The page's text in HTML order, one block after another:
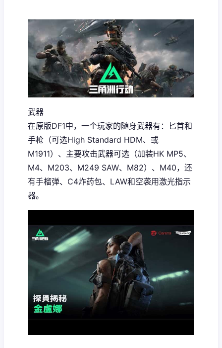
武器
在原版DF1中，一个玩家的随身武器有：匕首和
手枪（可选High Standard HDM、或
M1911）、主要攻击武器可选（加装HK MP5、
M4、M203、M249 SAW、M82）、M40，还
有手榴弹、C4炸药包、LAW和空袭用激光指示
器。